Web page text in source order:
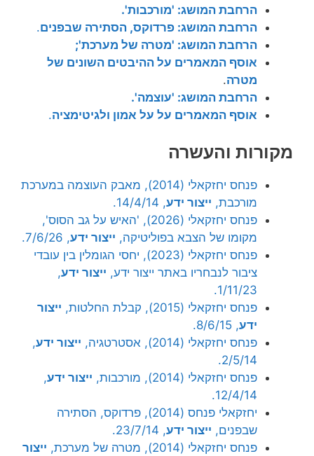
הרחבת המושג: 'מורכבות'.
הרחבת המושג: פרדוקס, הסתירה שבפנים.
הרחבת המושג: 'מטרה של מערכת';
אוסף המאמרים על ההיבטים השונים של
מטרה.
הרחבת המושג: 'עוצמה'.
אוסף המאמרים על על אמון ולגיטימציה.
מקורות והעשרה
פנחס יחזקאלי (2014), מאבק העוצמה במערכת
מורכבת, ייצור ידע, 14/4/14.
פנחס יחזקאלי (2026), 'האיש על גב הסוס',
מקומו של הצבא בפוליטיקה, ייצור ידע, 7/6/26.
פנחס יחזקאלי (2023), יחסי הגומלין בין עובדי
ציבור לנבחריו באתר ייצור ידע, ייצור ידע,
1/11/23.
פנחס יחזקאלי (2015), קבלת החלטות,
ייצור
ידע, 8/6/15.
פנחס יחזקאלי (2014), אסטרטגיה,
ייצור ידע,
2/5/14.
פנחס יחזקאלי (2014), מורכבות,
ייצור ידע,
12/4/14.
יחזקאלי פנחס (2014), פרדוקס, הסתירה
שבפנים, ייצור ידע, 23/7/14.
פנחס יחזקאלי (2014), מטרה של מערכת,
ייצור